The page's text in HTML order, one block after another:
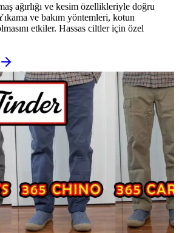
ağırlığı ve kesim özellikleriyle doğru
ve bakım yöntemleri, kotun
etkiler. Hassas ciltler için özel